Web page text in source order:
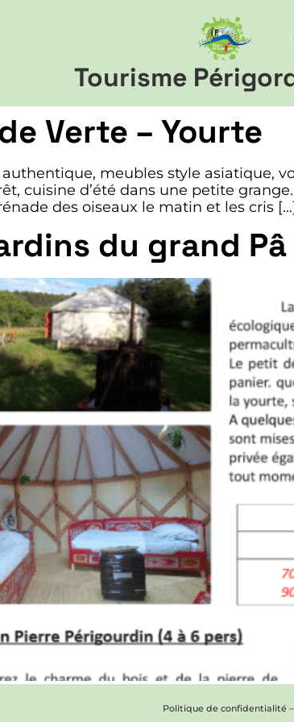
Tourisme
Verte – Yourte
meubles style asiatique,
cuisine d’été dans une petite
des oiseaux le matin et les cris
du grand Pâ
Politique de confidentialité –